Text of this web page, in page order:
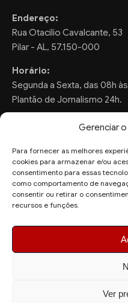
Gerenciar
Para fornecer as melhores
cookies para armazenar e/ou
consentimento para essas
como comportamento de
consentir ou retirar o
recursos e funções.
Ver
Endereço:
Rua Otacilio Cavalcante, 53
Pilar - AL, 57.150-000
Horário:
Segunda a Sexta, das 08h
Plantão de Jornalismo 24h.
FALE CONOSCO
Sugestões de Pauta:
© 2026 AquiAgora - Todos os